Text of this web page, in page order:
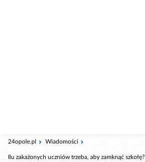
24opole.pl Wiadomości
Ilu zakażonych uczniów trzeba, aby zamknąć szkołę?